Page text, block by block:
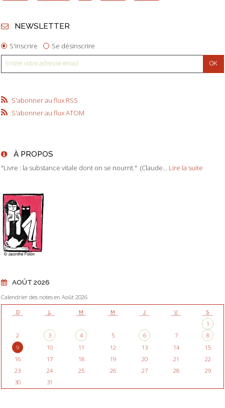
NEWSLETTER
S'inscrire Se désinscrire
S'abonner au flux RSS
S'abonner au flux ATOM
À PROPOS
"Livre : la substance vitale dont on se nourrit." (Claude... Lire la suite
AOÛT 2026
Calendrier des notes en Août 2026
D L M M J V S
1
2
3 4 5 6 7
8
9
10 11 12 13 14
15
16
17 18 19 20 21
22
23
24 25 26 27 28
29
30
31